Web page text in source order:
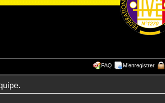
FAQ M’enregistrer